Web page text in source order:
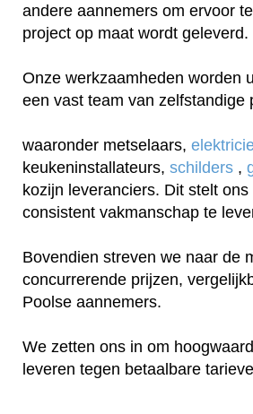
andere aannemers om ervoor
project op maat wordt geleverd.
Onze werkzaamheden worden
een vast team van zelfstandige
waaronder metselaars,
keukeninstallateurs, schilders ,
kozijn leveranciers. Dit stelt ons
consistent vakmanschap te
Bovendien streven we naar de
concurrerende prijzen,
Poolse aannemers.
We zetten ons in om
leveren tegen betaalbare